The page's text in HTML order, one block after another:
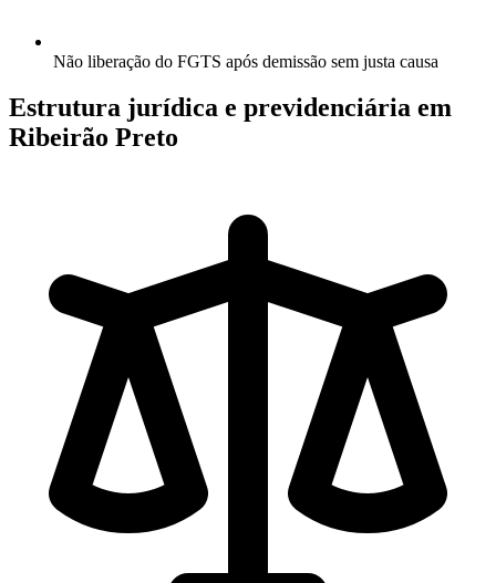
Não liberação do FGTS após demissão sem justa causa
Estrutura jurídica e previdenciária em
Ribeirão Preto